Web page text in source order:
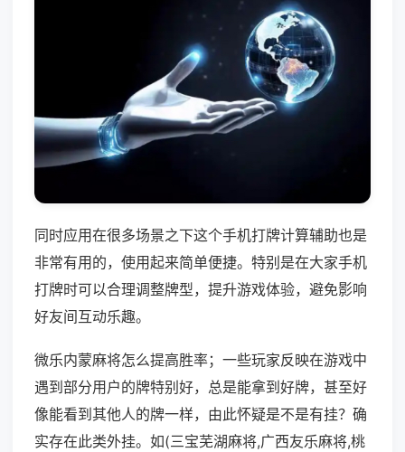
同时应用在很多场景之下这个手机打牌计算辅助也是
非常有用的，使用起来简单便捷。特别是在大家手机
打牌时可以合理调整牌型，提升游戏体验，避免影响
好友间互动乐趣。
微乐内蒙麻将怎么提高胜率；一些玩家反映在游戏中
遇到部分用户的牌特别好，总是能拿到好牌，甚至好
像能看到其他人的牌一样，由此怀疑是不是有挂？确
实存在此类外挂。如(三宝芜湖麻将,广西友乐麻将,桃